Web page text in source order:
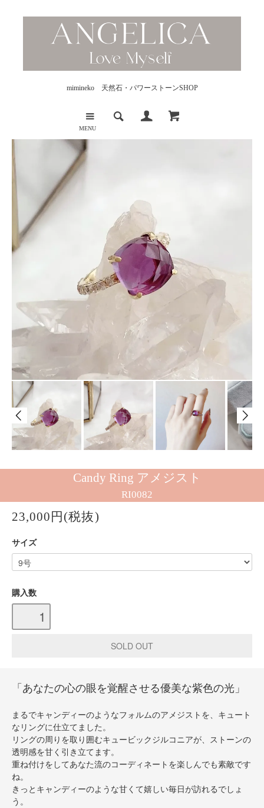
mimineko 天然石・パワーストーンSHOP
MENU
Candy Ring アメジスト
RI0082
23,000円(税抜)
サイズ
購入数
「あなたの心の眼を覚醒させる優美な紫色の光」
まるでキャンディーのようなフォルムのアメジストを、キュート
なリングに仕立てました。
リングの周りを取り囲むキュービックジルコニアが、ストーンの
透明感を甘く引き立てます。
重ね付けをしてあなた流のコーディネートを楽しんでも素敵です
ね。
きっとキャンディーのような甘くて嬉しい毎日が訪れるでしょ
う。